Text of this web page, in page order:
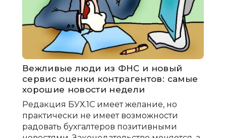
Вежливые люди из ФНС и новый
сервис оценки контрагентов: самые
хорошие новости недели
Редакция БУХ.1С имеет желание, но
практически не имеет возможности
радовать бухгалтеров позитивными